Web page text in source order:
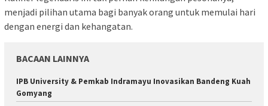
menjadi pilihan utama bagi banyak orang untuk memulai hari
dengan energi dan kehangatan.
BACAAN LAINNYA
IPB University & Pemkab Indramayu Inovasikan Bandeng Kuah
Gomyang